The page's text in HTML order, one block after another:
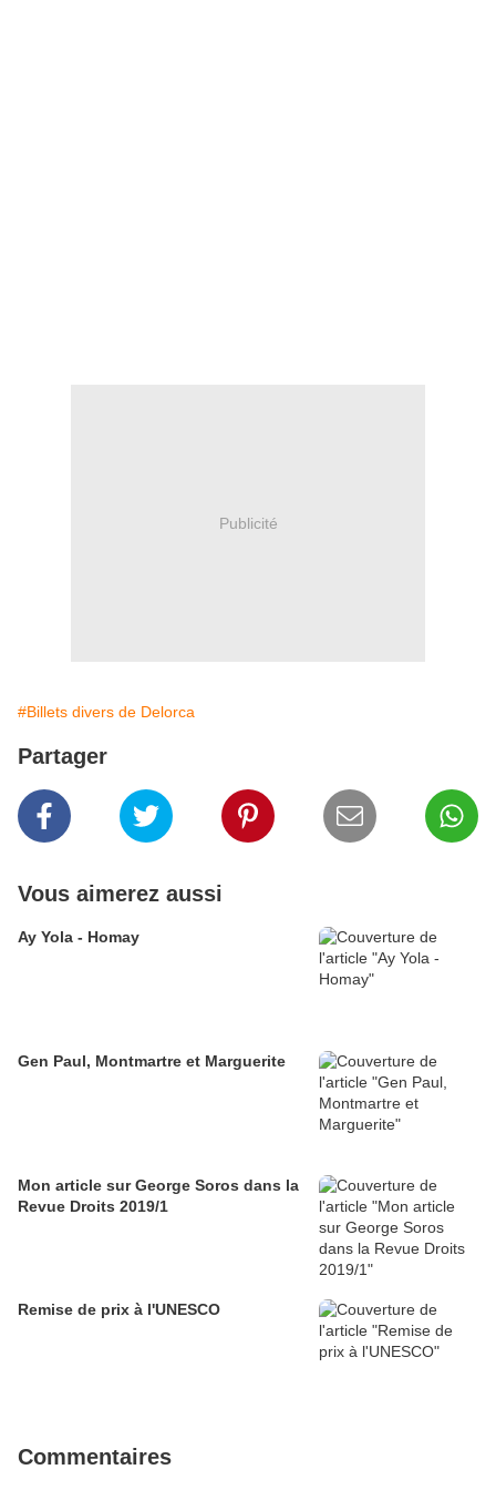
Publicité
#Billets divers de Delorca
Partager
Vous aimerez aussi
Ay Yola - Homay
Gen Paul, Montmartre et Marguerite
Mon article sur George Soros dans la
Revue Droits 2019/1
Remise de prix à l'UNESCO
Commentaires